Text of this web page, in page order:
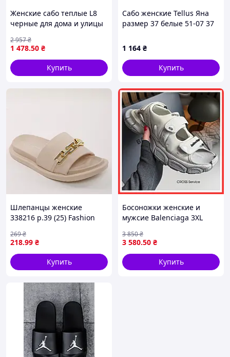
Женские сабо теплые L8
черные для дома и улицы
день
1 478.50 ₴
2 957₴
Купить
Сабо женские Tellus Яна
размер 37 белые 51-07 37
1 164 ₴
Купить
Шлепанцы женские
338216 р.39 (25) Fashion
218.99 ₴
269₴
Купить
Босоножки женские и
мужсие Balenciaga 3XL
Баленсиага 3хл серые
3 580.50 ₴
3 850₴
Купить